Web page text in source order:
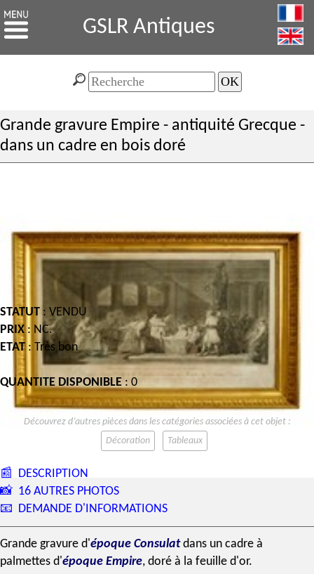
GSLR Antiques
Grande gravure Empire - antiquité Grecque -
dans un cadre en bois doré
STATUT : VENDU
PRIX : NC.
ETAT : Très bon
QUANTITE DISPONIBLE: 0
Découvrez d’autres pièces dans les catégories associées à cet objet :
Décoration
Tableaux
📰 DESCRIPTION
📸 16 AUTRES PHOTOS
📧 DEMANDE D'INFORMATIONS
Grande gravure d'époque Consulatdans un cadre à
palmettes d'époque Empire, doré à la feuille d'or.